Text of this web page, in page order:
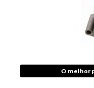
O melhor